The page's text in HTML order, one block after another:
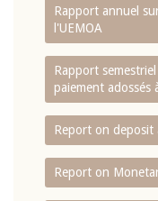
Rapport annuel
l'UEMOA
Rapport
paiement adossés
Report on deposit
Report on